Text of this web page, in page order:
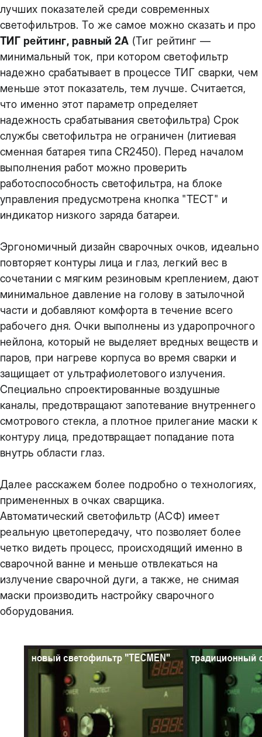
лучших показателей среди современных
светофильтров. То же самое можно сказать и про
ТИГ рейтинг, равный 2А (Тиг рейтинг —
минимальный ток, при котором светофильтр
надежно срабатывает в процессе ТИГ сварки, чем
меньше этот показатель, тем лучше. Считается,
что именно этот параметр определяет
надежность срабатывания светофильтра) Срок
службы светофильтра не ограничен (литиевая
сменная батарея типа CR2450). Перед началом
выполнения работ можно проверить
работоспособность светофильтра, на блоке
управления предусмотрена кнопка "ТЕСТ" и
индикатор низкого заряда батареи.
Эргономичный дизайн сварочных очков, идеально
повторяет контуры лица и глаз, легкий вес в
сочетании с мягким резиновым креплением, дают
минимальное давление на голову в затылочной
части и добавляют комфорта в течение всего
рабочего дня. Очки выполнены из ударопрочного
нейлона, который не выделяет вредных веществ и
паров, при нагреве корпуса во время сварки и
защищает от ультрафиолетового излучения.
Специально спроектированные воздушные
каналы, предотвращают запотевание внутреннего
смотрового стекла, а плотное прилегание маски к
контуру лица, предотвращает попадание пота
внутрь области глаз.
Далее расскажем более подробно о технологиях,
примененных в очках сварщика.
Автоматический светофильтр (АСФ) имеет
реальную цветопередачу, что позволяет более
четко видеть процесс, происходящий именно в
сварочной ванне и меньше отвлекаться на
излучение сварочной дуги, а также, не снимая
маски производить настройку сварочного
оборудования.